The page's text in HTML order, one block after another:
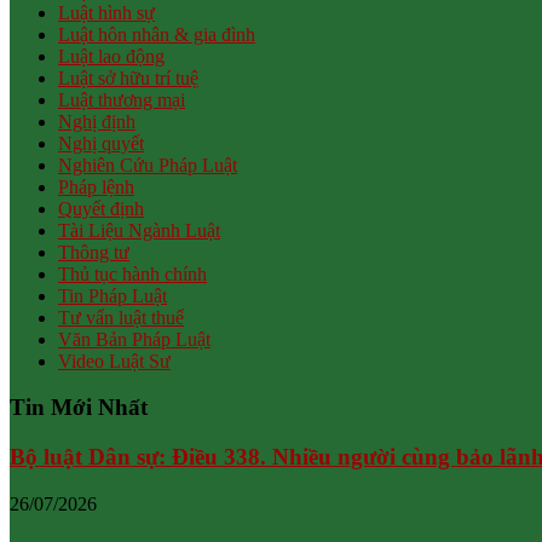
Luật hình sự
Luật hôn nhân & gia đình
Luật lao động
Luật sở hữu trí tuệ
Luật thương mại
Nghị định
Nghị quyết
Nghiên Cứu Pháp Luật
Pháp lệnh
Quyết định
Tài Liệu Ngành Luật
Thông tư
Thủ tục hành chính
Tin Pháp Luật
Tư vấn luật thuế
Văn Bản Pháp Luật
Video Luật Sư
Tin Mới Nhất
Bộ luật Dân sự: Điều 338. Nhiều người cùng bảo
26/07/2026